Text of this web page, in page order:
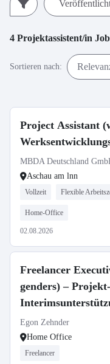
4 Projektassistent/in
Sortieren nach:
Project Assistant
MBDA Deutschland
Aschau am lnn
Vollzeit Flexible
Home-Office
02.08.2026
Freelancer
genders) –
Egon Zehnder
Home Office
Freelancer